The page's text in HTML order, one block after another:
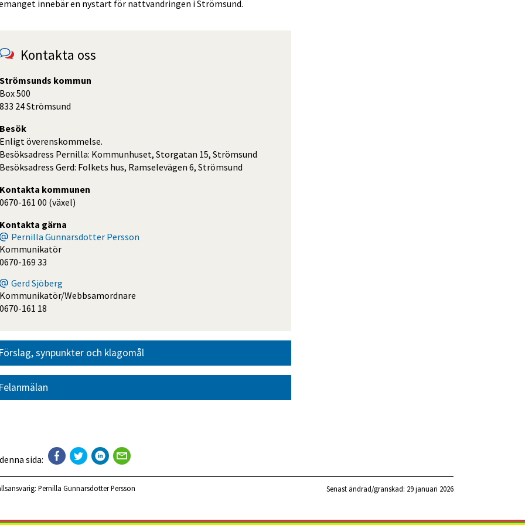
innebär en nystart för nattvandringen i Strömsund.
Kontakta oss
Strömsunds kommun
Box 500
833 24 Strömsund
Besök
Enligt överenskommelse.
Besöksadress Pernilla: Kommunhuset, Storgatan 15, Strömsund
Besöksadress Gerd: Folkets hus, Ramselevägen 6, Strömsund
Kontakta kommunen
0670-161 00 (växel)
Kontakta gärna
Pernilla Gunnarsdotter Persson
Kommunikatör
0670-169 33
Gerd Sjöberg
Kommunikatör/Webbsamordnare
0670-161 18
synpunkter och klagomål
sida:
Pernilla Gunnarsdotter Persson Senast ändrad/granskad: 29 januari 2026